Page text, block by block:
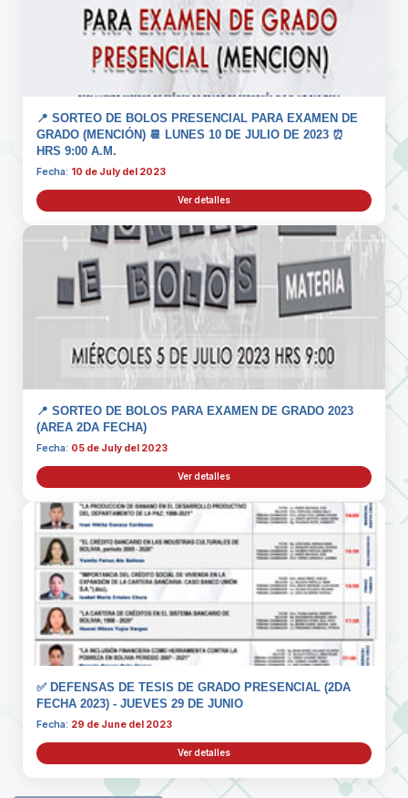
📍 SORTEO DE BOLOS PRESENCIAL PARA EXAMEN DE
GRADO (MENCIÓN) 📆 LUNES 10 DE JULIO DE 2023 ⏰
HRS 9:00 A.M.
Fecha: 10 de July del 2023
Ver detalles
📍 SORTEO DE BOLOS PARA EXAMEN DE GRADO 2023
(AREA 2DA FECHA)
Fecha: 05 de July del 2023
Ver detalles
✅ DEFENSAS DE TESIS DE GRADO PRESENCIAL (2DA
FECHA 2023) - JUEVES 29 DE JUNIO
Fecha: 29 de June del 2023
Ver detalles